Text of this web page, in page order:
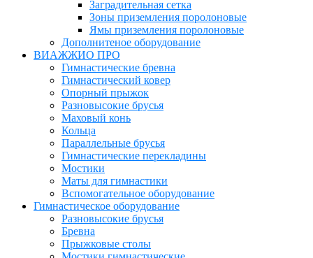
Заградительная сетка
Зоны приземления поролоновые
Ямы приземления поролоновые
Дополнитеное оборудование
ВИАЖЖИО ПРО
Гимнастические бревна
Гимнастический ковер
Опорный прыжок
Разновысокие брусья
Маховый конь
Кольца
Параллельные брусья
Гимнастические перекладины
Мостики
Маты для гимнастики
Вспомогательное оборудование
Гимнастическое оборудование
Разновысокие брусья
Бревна
Прыжковые столы